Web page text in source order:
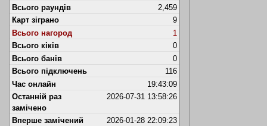
Всього раундів
2,459
Карт зіграно
9
Всього нагород
1
Всього кіків
0
Всього банів
0
Всього підключень
116
Час онлайн
19:43:09
Останній раз
замічено
2026-07-31 13:58:26
Вперше замічений 2026-01-28 22:09:23